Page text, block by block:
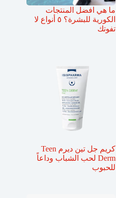
ما هي افضل المنتجات
الكورية للبشرة؟ ٥ أنواع لا
تفوتك
كريم جل تين ديرم Teen
Derm لحب الشباب وداعاً
للحبوب